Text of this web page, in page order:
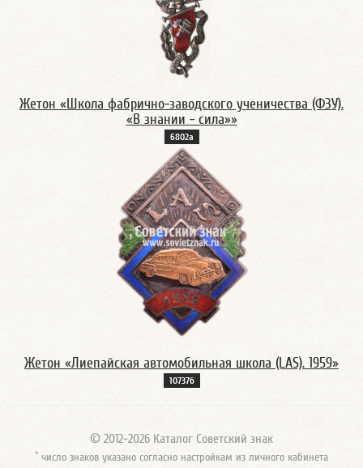
Жетон «Школа фабрично-заводского ученичества (ФЗУ).
«В знании - сила»»
6802а
Жетон «Лиепайская автомобильная школа (LAS). 1959»
10737б
© 2012-2026 Каталог Советский знак
* число знаков указано согласно настройкам из личного кабинета